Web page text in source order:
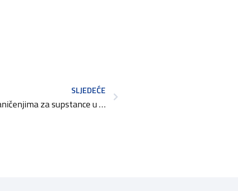
SLJEDEĆE
Obavijest o novim ograničenjima za supstance u kozmetičkim proizvodima temeljem Uredbe EU 2026/909